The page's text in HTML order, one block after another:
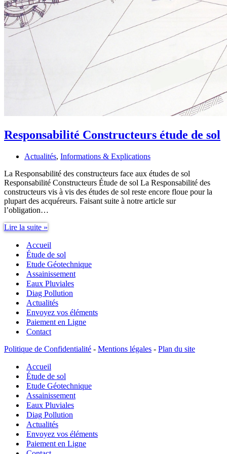
Responsabilité Constructeurs étude de sol
Actualités, Informations & Explications
La Responsabilité des constructeurs face aux études de sol
Responsabilité Constructeurs Étude de sol La Responsabilité des
constructeurs vis à vis des études de sol reste encore floue pour la
plupart des acquéreurs. Faisant suite à notre article sur
l’obligation…
Lire la suite »
étude
de
sol
Accueil
Étude de sol
Etude Géotechnique
Assainissement
Eaux Pluviales
Diag Pollution
Actualités
Envoyez vos éléments
Paiement en Ligne
Contact
Politique de Confidentialité - Mentions légales - Plan du site
Accueil
Étude de sol
Etude Géotechnique
Assainissement
Eaux Pluviales
Diag Pollution
Actualités
Envoyez vos éléments
Paiement en Ligne